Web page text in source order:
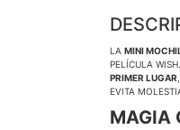
LA MINI
PELÍCULA
PRIMER LUGAR
EVITA
MAGIA